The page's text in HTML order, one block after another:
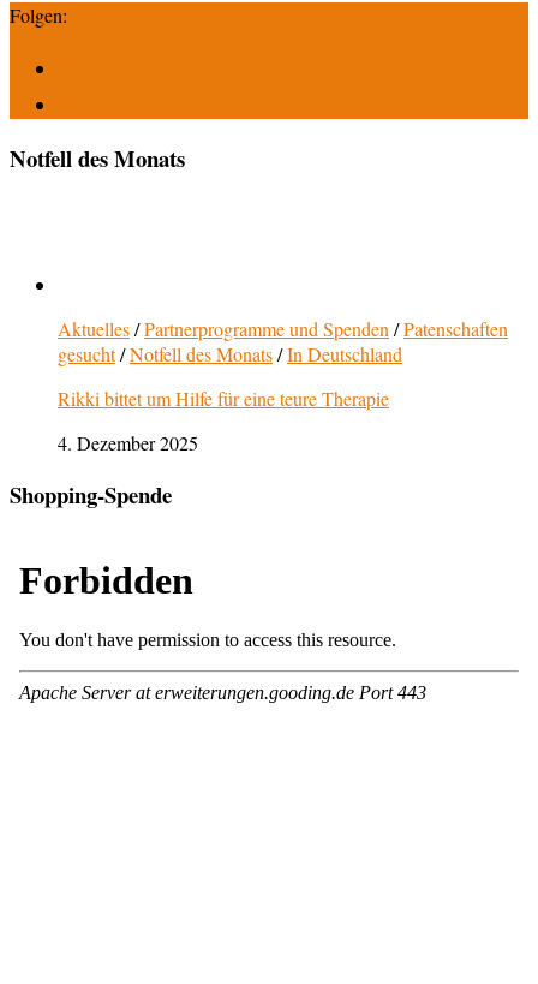
Folgen:
Notfell des Monats
Aktuelles/Partnerprogramme und Spenden/Patenschaften
gesucht/Notfell des Monats/In Deutschland
Rikki bittet um Hilfe für eine teure Therapie
4. Dezember 2025
Shopping-Spende